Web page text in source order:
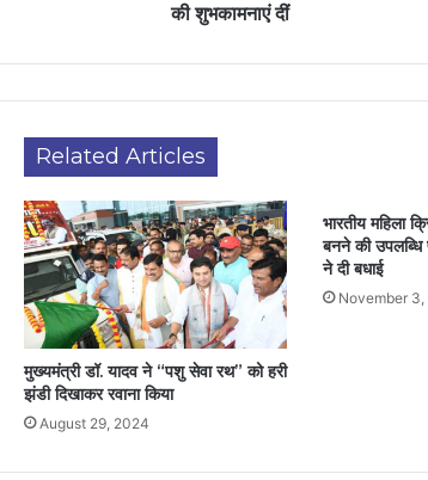
की शुभकामनाएं दीं
Related Articles
मुख्यमंत्री डॉ. यादव ने “पशु सेवा रथ” को हरी
झंडी दिखाकर रवाना किया
August 29, 2024
भारतीय महिला
बनने की उपलब्धि
ने दी बधाई
November